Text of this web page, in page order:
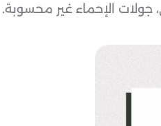
الإحماء غير محسوبة.